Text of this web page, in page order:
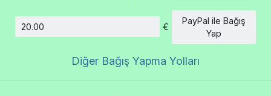
€
PayPal ile Bağış
Yap
Diğer Bağış Yapma Yolları